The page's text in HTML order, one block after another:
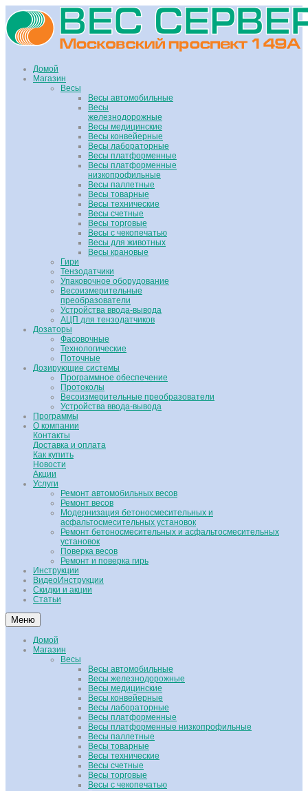
Домой
Магазин
Весы
Весы автомобильные
Весы
железнодорожные
Весы медицинские
Весы конвейерные
Весы лабораторные
Весы платформенные
Весы платформенные
низкопрофильные
Весы паллетные
Весы товарные
Весы технические
Весы счетные
Весы торговые
Весы с чекопечатью
Весы для животных
Весы крановые
Гири
Тензодатчики
Упаковочное оборудование
Весоизмерительные
преобразователи
Устройства ввода-вывода
АЦП для тензодатчиков
Дозаторы
Фасовочные
Технологические
Поточные
Дозирующие системы
Программное обеспечение
Протоколы
Весоизмерительные преобразователи
Устройства ввода-вывода
Программы
О компании
Контакты
Доставка и оплата
Как купить
Новости
Акции
Услуги
Ремонт автомобильных весов
Ремонт весов
Модернизация бетоносмесительных и
асфальтосмесительных установок
Ремонт бетоносмесительных и асфальтосмесительных
установок
Поверка весов
Ремонт и поверка гирь
Инструкции
ВидеоИнструкции
Скидки и акции
Статьи
Меню
Домой
Магазин
Весы
Весы автомобильные
Весы железнодорожные
Весы медицинские
Весы конвейерные
Весы лабораторные
Весы платформенные
Весы платформенные низкопрофильные
Весы паллетные
Весы товарные
Весы технические
Весы счетные
Весы торговые
Весы с чекопечатью